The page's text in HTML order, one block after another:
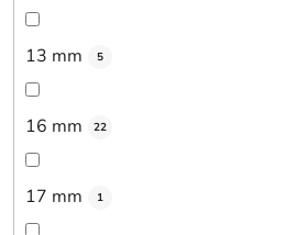
13 mm 5
16 mm 22
17 mm 1